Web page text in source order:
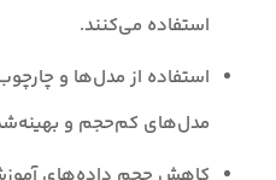
استفاده می‌کنند.
استفاده از مدل‌ها و
مدل‌های کم‌حجم و